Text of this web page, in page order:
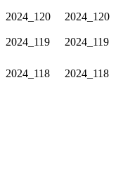
2024_120 2024_120
2024_119 2024_119
2024_118 2024_118